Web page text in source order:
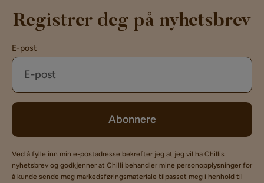
Registrer deg på nyhetsbrev
E-post
Abonnere
Ved å fylle inn min e-postadresse bekrefter jeg at jeg vil ha Chillis
nyhetsbrev og godkjenner at Chilli behandler mine personopplysninger for
å kunde sende meg markedsføringsmateriale tilpasset meg i henhold til